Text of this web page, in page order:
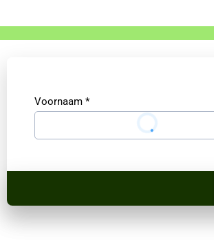
Voornaam *